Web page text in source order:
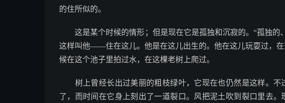
的住所似的。
这是某个时候的情形；但是现在它是孤独和沉寂的。“孤独的
这样叫他——住在这儿。他是在这儿出生的。他在这儿玩耍过，
候在这个池子里拍过水，在这棵老树上爬过。
树上曾经长出过美丽的粗枝绿叶，它现在也仍然是这样。不
了，而时间在它身上刻出了一道裂口。风把泥土吹到裂口里去